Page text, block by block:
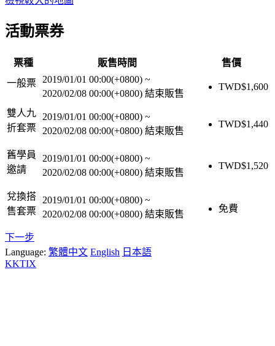
活動票券
票種 販售時間
售價
一般票
2019/01/01 00:00(+0800) ~
2020/02/08 00:00(+0800) 結束販售
TWD$1,600
雙人九
折套票
2019/01/01 00:00(+0800) ~
2020/02/08 00:00(+0800) 結束販售
TWD$1,440
舊學員
邀請
2019/01/01 00:00(+0800) ~
2020/02/08 00:00(+0800) 結束販售
TWD$1,520
兌換搭
售套票
2019/01/01 00:00(+0800) ~
2020/02/08 00:00(+0800) 結束販售
免費
下一步
Language: 繁體中文 English 日本語
KKTIX